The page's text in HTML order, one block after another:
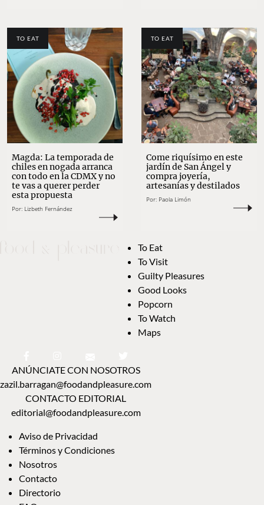
TO EAT
Magda: La temporada de
chiles en nogada arranca
con todo en la CDMX y no
te vas a querer perder
esta propuesta
Por: Lizbeth Fernández
TO EAT
Come riquísimo en este
jardín de San Ángel y
compra joyería,
artesanías y destilados
Por: Paola Limón
To Eat
To Visit
Guilty Pleasures
Good Looks
Popcorn
To Watch
Maps
ANÚNCIATE CON NOSOTROS
zazil.barragan@foodandpleasure.com
CONTACTO EDITORIAL
editorial@foodandpleasure.com
Aviso de Privacidad
Términos y Condiciones
Nosotros
Contacto
Directorio